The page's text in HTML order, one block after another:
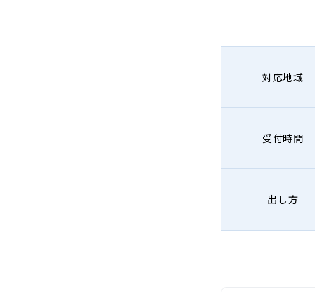
対応地域
受付時間
出し方